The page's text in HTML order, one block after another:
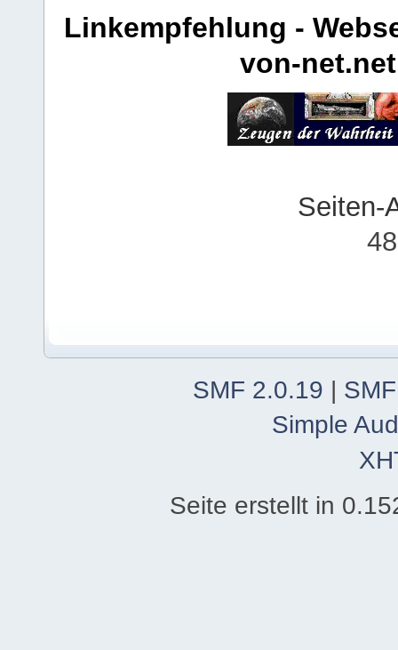
Linkempfehlung -
von-net.net
Seiten-
SMF 2.0.19 |
Simple
Seite erstellt in